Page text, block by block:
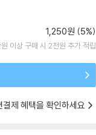
1,250원 (5%)
이상 구매 시 2천원 추가 적립
제 혜택을 확인하세요